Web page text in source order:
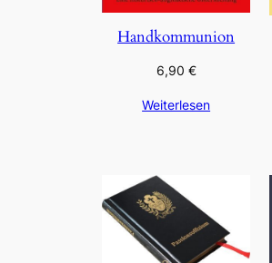
Handkommunion
6,90 €
Weiterlesen